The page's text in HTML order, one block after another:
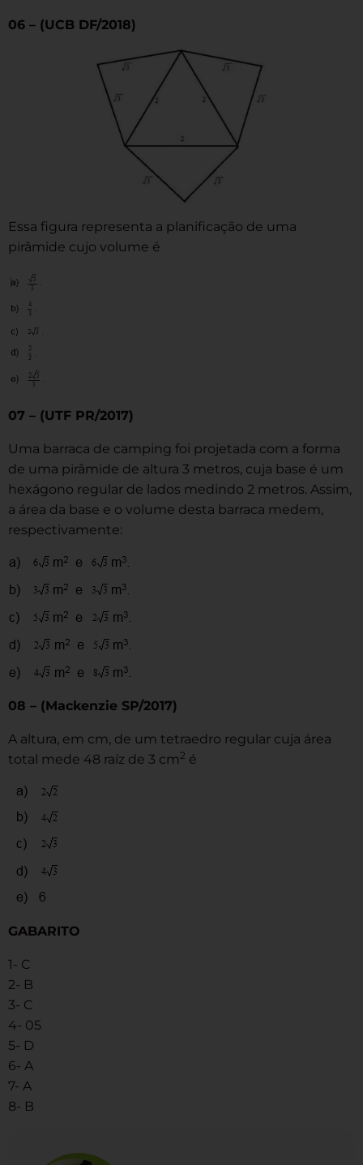
06 – (UCB DF/2018)
Essa figura representa a planificação de uma
pirâmide cujo volume é
07 – (UTF PR/2017)
Uma barraca de camping foi projetada com a forma
de uma pirâmide de altura 3 metros, cuja base é um
hexágono regular de lados medindo 2 metros. Assim,
a área da base e o volume desta barraca medem,
respectivamente:
08 – (Mackenzie SP/2017)
A altura, em cm, de um tetraedro regular cuja área
total mede 48 raíz de 3 cm2 é
GABARITO
1- C
2- B
3- C
4- 05
5- D
6- A
7- A
8- B